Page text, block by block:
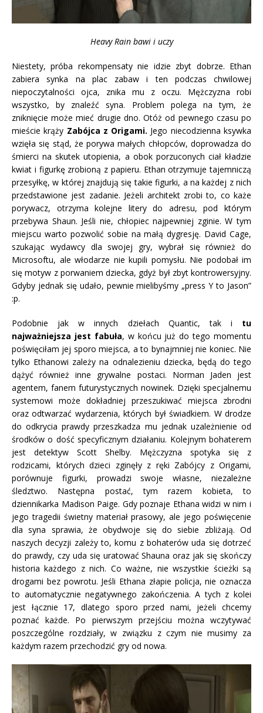
Heavy Rain bawi i uczy
Niestety, próba rekompensaty nie idzie zbyt dobrze. Ethan
zabiera synka na plac zabaw i ten podczas chwilowej
niepoczytalności ojca, znika mu z oczu. Mężczyzna robi
wszystko, by znaleźć syna. Problem polega na tym, że
zniknięcie może mieć drugie dno. Otóż od pewnego czasu po
mieście krąży Zabójca z Origami. Jego niecodzienna ksywka
wzięła się stąd, że porywa małych chłopców, doprowadza do
śmierci na skutek utopienia, a obok porzuconych ciał kładzie
kwiat i figurkę zrobioną z papieru. Ethan otrzymuje tajemniczą
przesyłkę, w której znajdują się takie figurki, a na każdej z nich
przedstawione jest zadanie. Jeżeli architekt zrobi to, co każe
porywacz, otrzyma kolejne litery do adresu, pod którym
przebywa Shaun. Jeśli nie, chłopiec najpewniej zginie. W tym
miejscu warto pozwolić sobie na małą dygresję. David Cage,
szukając wydawcy dla swojej gry, wybrał się również do
Microsoftu, ale włodarze nie kupili pomysłu. Nie podobał im
się motyw z porwaniem dziecka, gdyż był zbyt kontrowersyjny.
Gdyby jednak się udało, pewnie mielibyśmy „press Y to Jason”
:p.
Podobnie jak w innych dziełach Quantic, tak i tu
najważniejsza jest fabuła, w końcu już do tego momentu
poświęciłam jej sporo miejsca, a to bynajmniej nie koniec. Nie
tylko Ethanowi zależy na odnalezieniu dziecka, będą do tego
dążyć również inne grywalne postaci. Norman Jaden jest
agentem, fanem futurystycznych nowinek. Dzięki specjalnemu
systemowi może dokładniej przeszukiwać miejsca zbrodni
oraz odtwarzać wydarzenia, których był świadkiem. W drodze
do odkrycia prawdy przeszkadza mu jednak uzależnienie od
środków o dość specyficznym działaniu. Kolejnym bohaterem
jest detektyw Scott Shelby. Mężczyzna spotyka się z
rodzicami, których dzieci zginęły z ręki Zabójcy z Origami,
porównuje figurki, prowadzi swoje własne, niezależne
śledztwo. Następna postać, tym razem kobieta, to
dziennikarka Madison Paige. Gdy poznaje Ethana widzi w nim i
jego tragedii świetny materiał prasowy, ale jego poświęcenie
dla syna sprawia, że obydwoje się do siebie zbliżają. Od
naszych decyzji zależy to, komu z bohaterów uda się dotrzeć
do prawdy, czy uda się uratować Shauna oraz jak się skończy
historia każdego z nich. Co ważne, nie wszystkie ścieżki są
drogami bez powrotu. Jeśli Ethana złapie policja, nie oznacza
to automatycznie negatywnego zakończenia. A tych z kolei
jest łącznie 17, dlatego sporo przed nami, jeżeli chcemy
poznać każde. Po pierwszym przejściu można wczytywać
poszczególne rozdziały, w związku z czym nie musimy za
każdym razem przechodzić gry od nowa.